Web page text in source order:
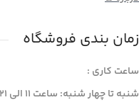
زمان بندی فروشگاه
ساعت کاری :
شنبه تا چهار شنبه: ساعت 11 الی ۲۱